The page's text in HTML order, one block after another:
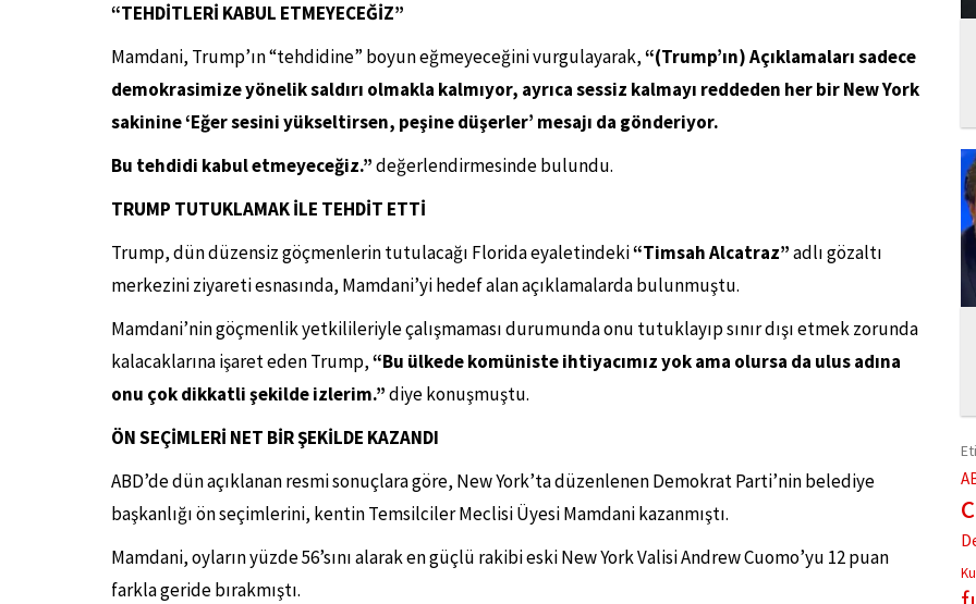
“TEHDİTLERİ KABUL ETMEYECEĞİZ”
Mamdani, Trump’ın “tehdidine” boyun eğmeyeceğini vurgulayarak,“(Trump’ın) Açıklamaları sadece
demokrasimize yönelik saldırı olmakla kalmıyor, ayrıca sessiz kalmayı reddeden her bir New York
sakinine ‘Eğer sesini yükseltirsen, peşine düşerler’ mesajı da gönderiyor.
Bu tehdidi kabul etmeyeceğiz.”değerlendirmesinde bulundu.
TRUMP TUTUKLAMAK İLE TEHDİT ETTİ
Trump, dün düzensiz göçmenlerin tutulacağı Florida eyaletindeki“Timsah Alcatraz”adlı gözaltı
merkezini ziyareti esnasında, Mamdani’yi hedef alan açıklamalarda bulunmuştu.
Mamdani’nin göçmenlik yetkilileriyle çalışmaması durumunda onu tutuklayıp sınır dışı etmek zorunda
kalacaklarına işaret eden Trump,“Bu ülkede komüniste ihtiyacımız yok ama olursa da ulus adına
onu çok dikkatli şekilde izlerim.”diye konuşmuştu.
ÖN SEÇİMLERİ NET BİR ŞEKİLDE KAZANDI
ABD’de dün açıklanan resmi sonuçlara göre, New York’ta düzenlenen Demokrat Parti’nin belediye
başkanlığı ön seçimlerini, kentin Temsilciler Meclisi Üyesi Mamdani kazanmıştı.
Mamdani, oyların yüzde 56’sını alarak en güçlü rakibi eski New York Valisi Andrew Cuomo’yu 12 puan
farkla geride bırakmıştı.